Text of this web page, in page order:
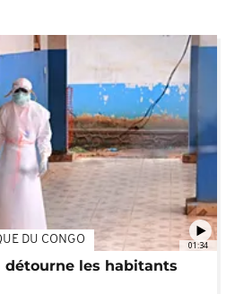
01:34
DU CONGO
détourne les habitants